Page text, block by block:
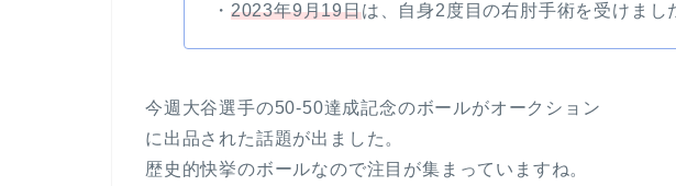
・ 2023年9月19日は、自身2度目の右肘手術を受けまし
今週大谷選手の50-50達成記念のボールがオークション
に出品された話題が出ました。
歴史的快挙のボールなので注目が集まっていますね。